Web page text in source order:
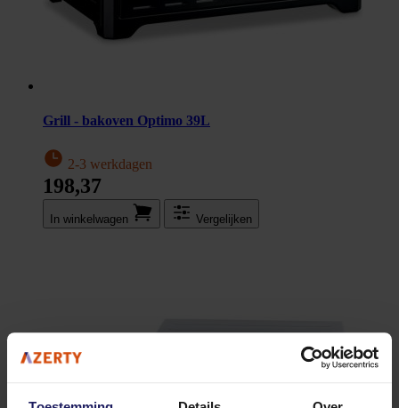
Grill - bakoven Optimo 39L
2-3 werkdagen
198,37
In winkel­wagen Vergelijken